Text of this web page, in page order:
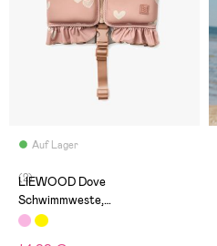
Auf Lager
(2)
LIEWOOD Dove
Schwimmweste,
Sweethearts/Pale Tuscany